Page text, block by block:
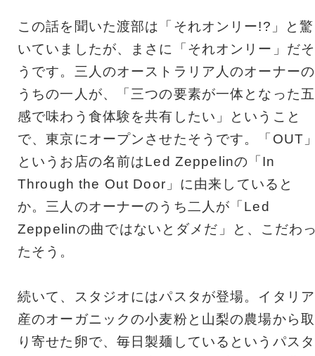
この話を聞いた渡部は「それオンリー!?」と驚
いていましたが、まさに「それオンリー」だそ
うです。三人のオーストラリア人のオーナーの
うちの一人が、「三つの要素が一体となった五
感で味わう食体験を共有したい」ということ
で、東京にオープンさせたそうです。「OUT
というお店の名前はLed Zeppelinの「In
Through the Out Door」に由来していると
か。三人のオーナーのうち二人が「Led
Zeppelinの曲ではないとダメだ」と、こだわ
たそう。
続いて、スタジオにはパスタが登場。イタリア
産のオーガニックの小麦粉と山梨の農場から取
り寄せた卵で、毎日製麺しているというパスタ